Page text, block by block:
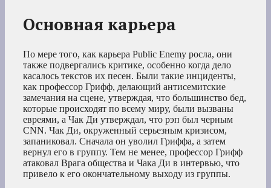
Основная карьера
По мере того, как карьера Public Enemy росла, они
также подвергались критике, особенно когда дело
касалось текстов их песен. Были такие инциденты,
как профессор Грифф, делающий антисемитские
замечания на сцене, утверждая, что большинство бед,
которые происходят по всему миру, были вызваны
евреями, а Чак Ди утверждал, что рэп был черным
CNN. Чак Ди, окруженный серьезным кризисом,
запаниковал. Сначала он уволил Гриффа, а затем
вернул его в группу. Тем не менее, профессор Грифф
атаковал Врага общества и Чака Ди в интервью, что
привело к его окончательному выходу из группы.